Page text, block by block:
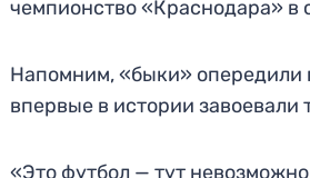
чемпионство «Краснодара»
Напомним, «быки» опередили
впервые в истории завоевали
«Это футбол — тут